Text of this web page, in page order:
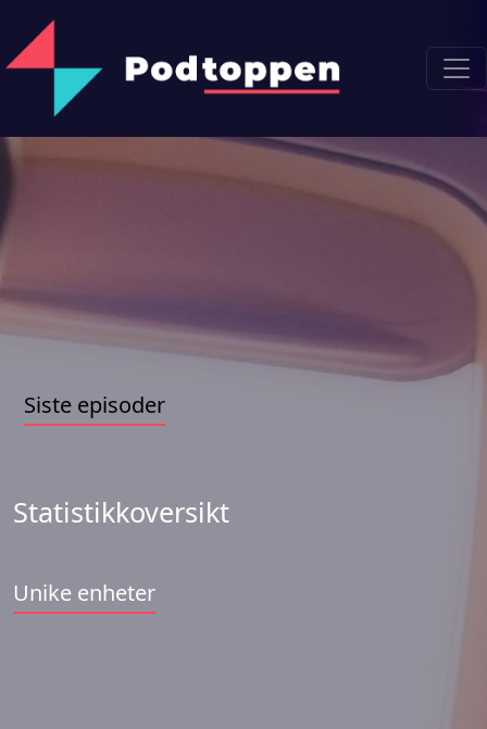
Siste episoder
Statistikkoversikt
Unike enheter